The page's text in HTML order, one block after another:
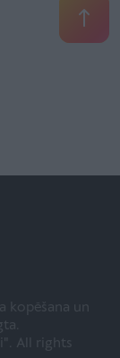
kopēšana un
All rights